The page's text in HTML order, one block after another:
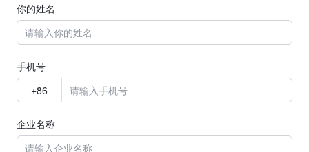
你的姓名
手机号
企业名称